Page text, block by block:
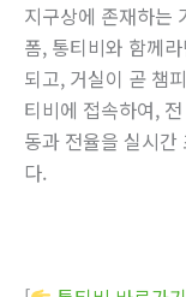
지구상에 존재하는
폼, 통티비와 함께
되고, 거실이 곧 챔
티비에 접속하여,
동과 전율을 실시간
다.